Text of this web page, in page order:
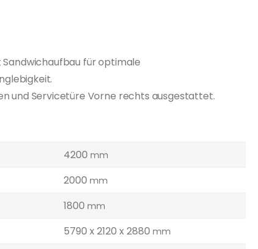
für optimale
und Servicetüre Vorne rechts ausgestattet.
4200 mm
2000 mm
1800 mm
5790 x 2120 x 2880 mm